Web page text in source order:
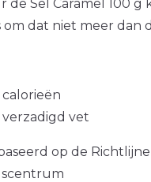
de Sel Caramel 100 g
om dat niet meer dan
vet
op de